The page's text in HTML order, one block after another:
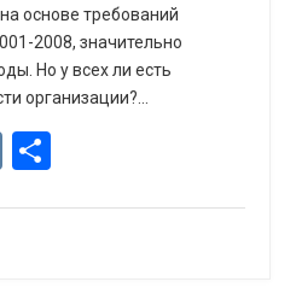
основе требований
2008, значительно
Но у всех ли есть
организации?…
VK